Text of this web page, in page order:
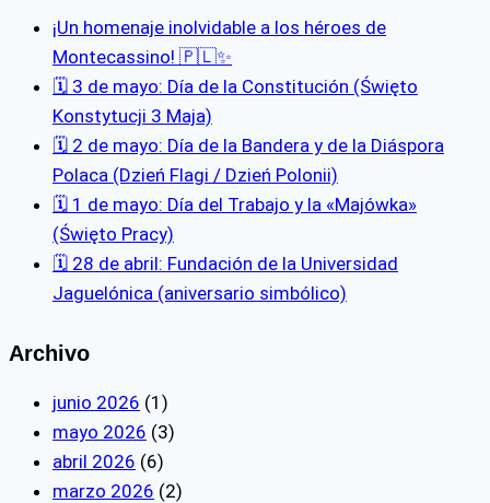
¡Un homenaje inolvidable a los héroes de
Montecassino! 🇵🇱✨
🗓 3 de mayo: Día de la Constitución (Święto
Konstytucji 3 Maja)
🗓 2 de mayo: Día de la Bandera y de la Diáspora
Polaca (Dzień Flagi / Dzień Polonii)
🗓 1 de mayo: Día del Trabajo y la «Majówka»
(Święto Pracy)
🗓️ 28 de abril: Fundación de la Universidad
Jaguelónica (aniversario simbólico)
Archivo
junio 2026 (1)
mayo 2026 (3)
abril 2026 (6)
marzo 2026 (2)